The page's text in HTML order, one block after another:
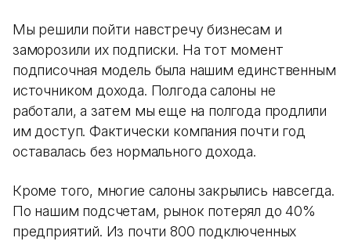
Мы решили пойти навстречу бизнесам и
заморозили их подписки. На тот момент
подписочная модель была нашим единственным
источником дохода. Полгода салоны не
работали, а затем мы еще на полгода продлили
им доступ. Фактически компания почти год
оставалась без нормального дохода.
Кроме того, многие салоны закрылись навсегда.
По нашим подсчетам, рынок потерял до 40%
предприятий. Из почти 800 подключенных